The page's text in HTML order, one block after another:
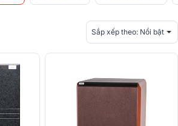
Sắp xếp theo: Nổi bật